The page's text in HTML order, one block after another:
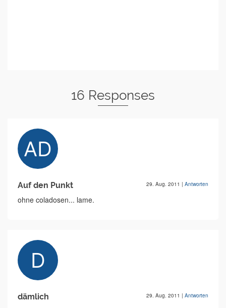
16 Responses
Auf den Punkt 29. Aug. 2011 | Antworten
ohne coladosen... lame.
dämlich 29. Aug. 2011 | Antworten